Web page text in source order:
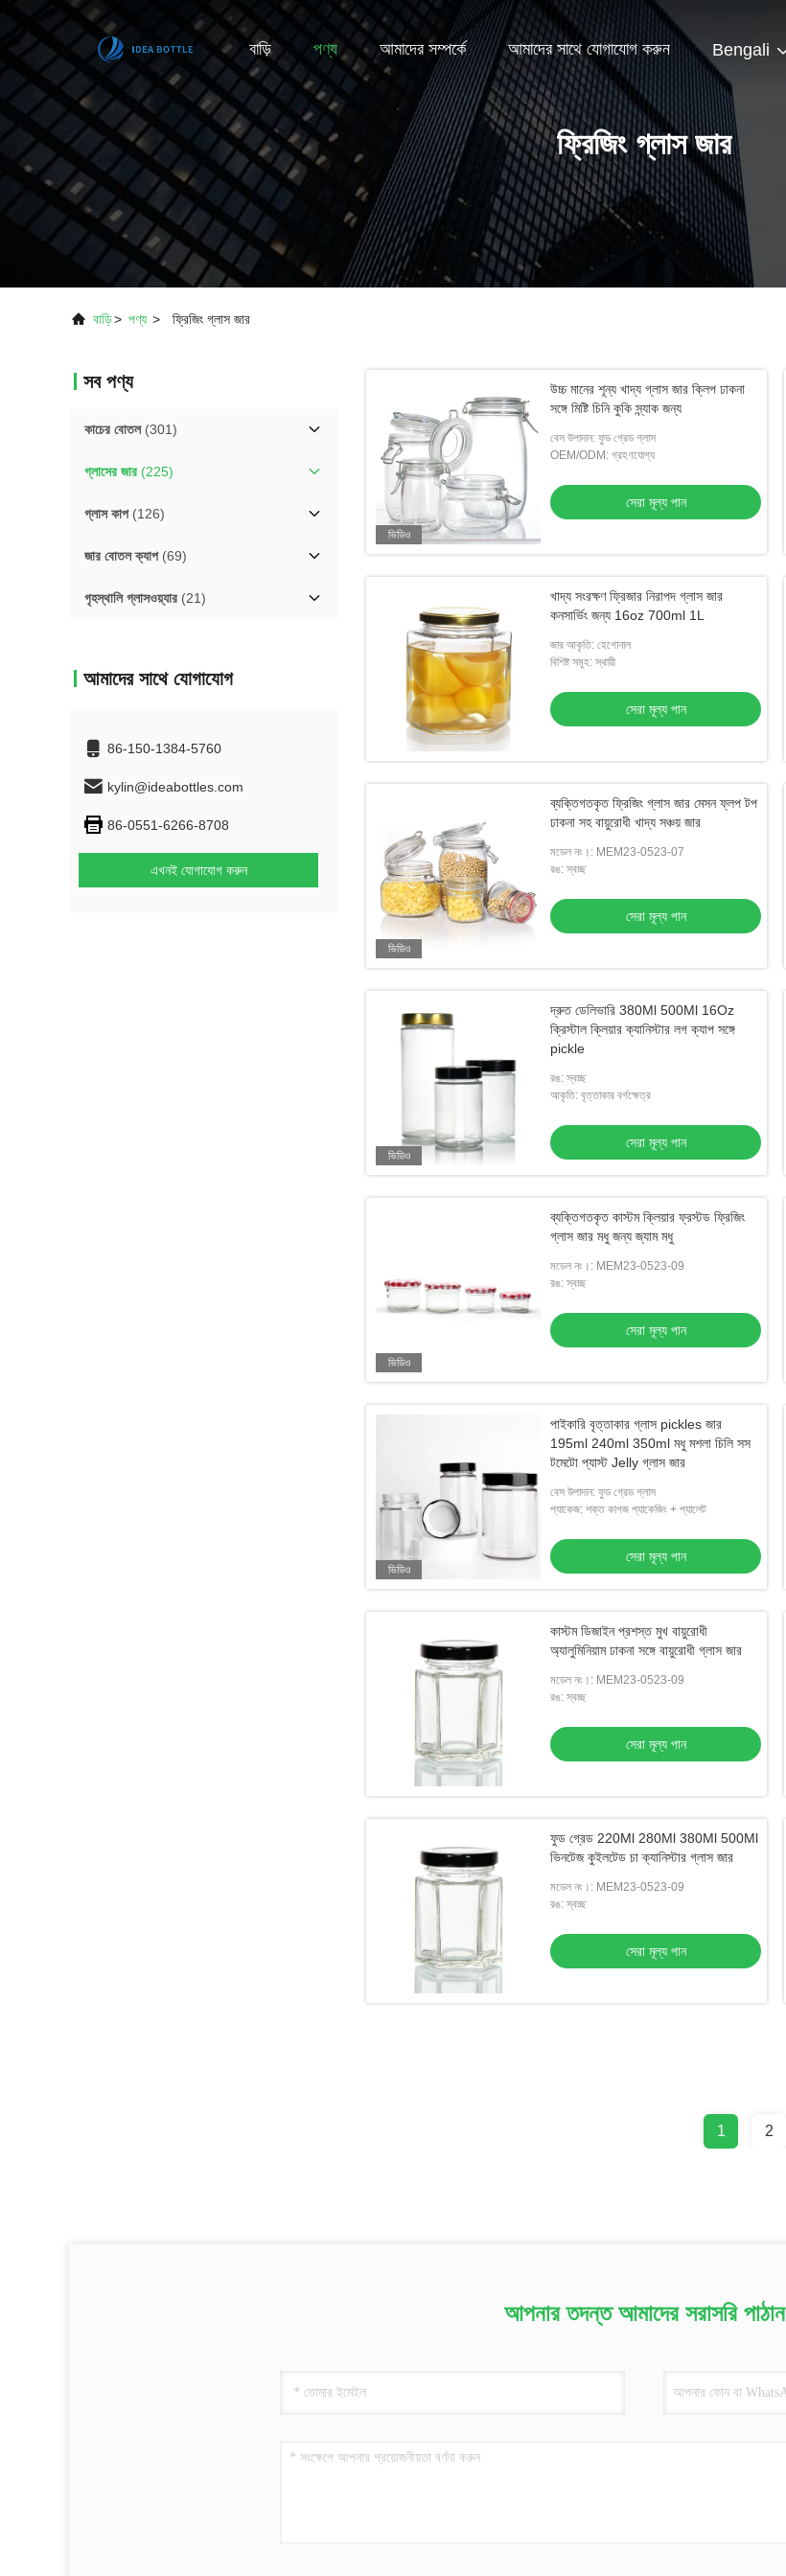
বাড়ি পণ্য আমাদের সম্পর্কে আমাদের সাথে যোগাযোগ করুন Bengali
ফ্রিজিং গ্লাস জার
বাড়ি> পণ্য > ফ্রিজিং গ্লাস জার
সব পণ্য
কাচের বোতল(301)
গ্লাসের জার (225)
গ্লাস কাপ(126)
জার বোতল ক্যাপ(69)
গৃহস্থালি গ্লাসওয়্যার (21)
আমাদের সাথে যোগাযোগ
86-150-1384-5760
kylin@ideabottles.com
86-0551-6266-8708
এখনই যোগাযোগ করুন
ভিডিও
উচ্চ মানের শূন্য খাদ্য গ্লাস জার ক্লিপ ঢাকনা
সঙ্গে মিষ্টি চিনি কুকি স্ন্যাক জন্য
বেস উপাদান: ফুড গ্রেড গ্লাস
OEM/ODM: গ্রহণযোগ্য
সেরা মূল্য পান
খাদ্য সংরক্ষণ ফ্রিজার নিরাপদ গ্লাস জার
কনসার্ভিং জন্য 16oz 700ml 1L
জার আকৃতি: হেগোনাল
বিশিষ্ট সমূহ: স্থায়ী
সেরা মূল্য পান
ভিডিও
ব্যক্তিগতকৃত ফ্রিজিং গ্লাস জার মেসন ফ্লপ টপ
ঢাকনা সহ বায়ুরোধী খাদ্য সঞ্চয় জার
মডেল নং।: MEM23-0523-07
রঙ: স্বচ্ছ
সেরা মূল্য পান
ভিডিও
দ্রুত ডেলিভারি 380Ml 500Ml 16Oz
ক্রিস্টাল ক্লিয়ার ক্যানিস্টার লগ ক্যাপ সঙ্গে
pickle
রঙ: স্বচ্ছ
আকৃতি: বৃত্তাকার বর্গক্ষেত্র
সেরা মূল্য পান
ভিডিও
ব্যক্তিগতকৃত কাস্টম ক্লিয়ার ফ্রস্টড ফ্রিজিং
গ্লাস জার মধু জন্য জ্যাম মধু
মডেল নং।: MEM23-0523-09
রঙ: স্বচ্ছ
সেরা মূল্য পান
ভিডিও
পাইকারি বৃত্তাকার গ্লাস pickles জার
195ml 240ml 350ml মধু মশলা চিলি সস
টমেটো প্যাস্ট Jelly গ্লাস জার
বেস উপাদান: ফুড গ্রেড গ্লাস
প্যাকেজ: শক্ত কাগজ প্যাকেজিং + প্যালেট
সেরা মূল্য পান
কাস্টম ডিজাইন প্রশস্ত মুখ বায়ুরোধী
অ্যালুমিনিয়াম ঢাকনা সঙ্গে বায়ুরোধী গ্লাস জার
মডেল নং।: MEM23-0523-09
রঙ: স্বচ্ছ
সেরা মূল্য পান
ফুড গ্রেড 220Ml 280Ml 380Ml 500Ml
ভিনটেজ কুইলটেড চা ক্যানিস্টার গ্লাস জার
মডেল নং।: MEM23-0523-09
রঙ: স্বচ্ছ
সেরা মূল্য পান
1 2
আপনার তদন্ত আমাদের সরাসরি পাঠান